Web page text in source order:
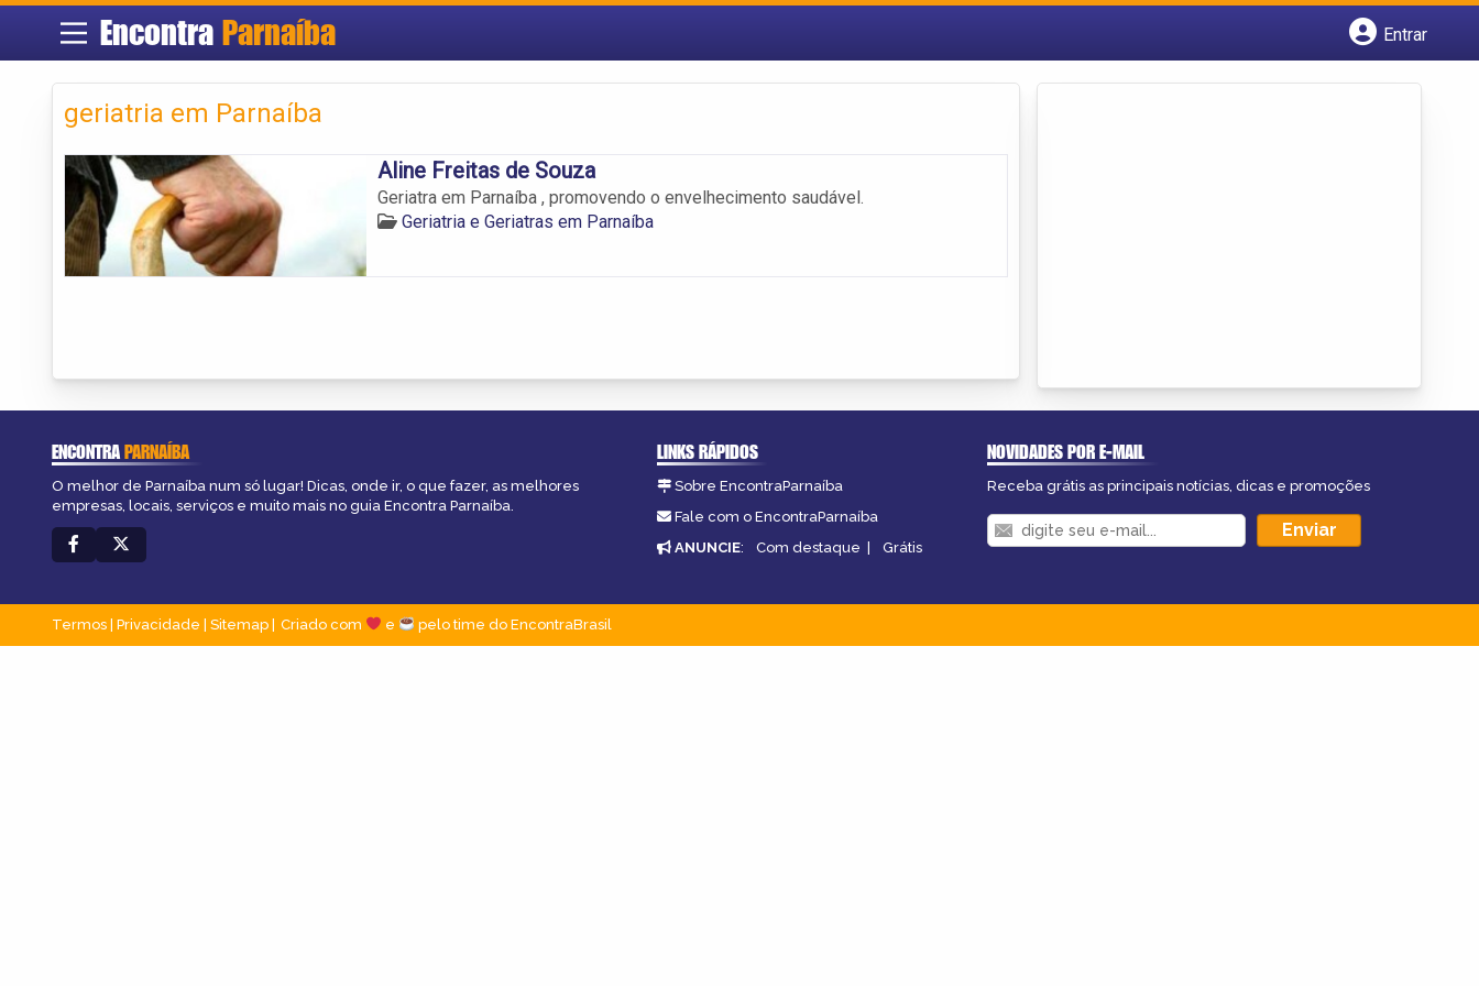
Encontra Parnaíba
Entrar
geriatria em Parnaíba
Aline Freitas de Souza
Geriatra em Parnaíba , promovendo o envelhecimento saudável.
Geriatria e Geriatras em Parnaíba
ENCONTRAPARNAÍBA
O melhor de Parnaíba num só lugar! Dicas, onde ir, o que fazer, as melhores
empresas, locais, serviços e muito mais no guia Encontra Parnaíba.
LINKS RÁPIDOS
Sobre EncontraParnaíba
Fale com o EncontraParnaíba
ANUNCIE: Com destaque | Grátis
NOVIDADES POR E-MAIL
Receba grátis as principais notícias, dicas e promoções
Termos Privacidade Sitemap Criado com e pelo time do EncontraBrasil